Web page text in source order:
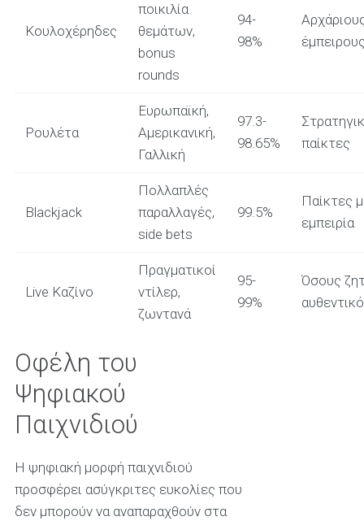
Κουλοχέρηδες
ποικιλία
θεμάτων,
bonus
rounds
94-
98%
Ρουλέτα
Ευρωπαϊκή,
Αμερικανική,
Γαλλική
97.3-
98.65%
παίκτες
Blackjack
Πολλαπλές
παραλλαγές,
side bets
99.5%
Παίκτες
εμπειρία
Live Καζίνο
Πραγματικοί
ντίλερ,
ζωντανά
95-
99%
Όσους
Οφέλη του
Ψηφιακού
Παιχνιδιού
Η ψηφιακή μορφή παιχνιδιού
προσφέρει ασύγκριτες ευκολίες που
δεν μπορούν να αναπαραχθούν στα